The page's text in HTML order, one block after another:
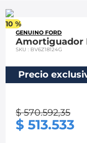
10 %
GENUINO FORD
Amortiguador
SKU: BV6Z18124G
Precio
$ 570.592,35
$ 513.533
2
3.
spark gt
ford fiesta
5.
optra
6.
mazda 3
chevrolet spark gt